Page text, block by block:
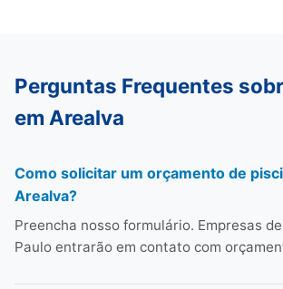
Perguntas Frequentes
em Arealva
Como solicitar um orçamento de
Arealva?
Preencha nosso formulário. Empresas
Paulo entrarão em contato com